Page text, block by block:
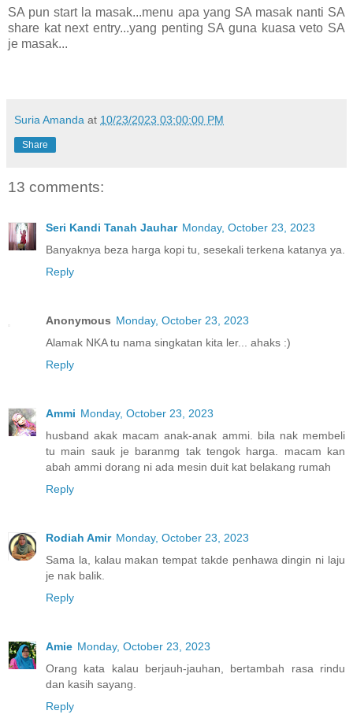
SA pun start la masak...menu apa yang SA masak nanti SA
share kat next entry...yang penting SA guna kuasa veto SA
je masak...
Suria Amanda at 10/23/2023 03:00:00 PM
Share
13 comments:
Seri Kandi Tanah Jauhar Monday, October 23, 2023
Banyaknya beza harga kopi tu, sesekali terkena katanya ya.
Reply
Anonymous Monday, October 23, 2023
Alamak NKA tu nama singkatan kita ler... ahaks :)
Reply
Ammi Monday, October 23, 2023
husband akak macam anak-anak ammi. bila nak membeli
tu main sauk je baranmg tak tengok harga. macam kan
abah ammi dorang ni ada mesin duit kat belakang rumah
Reply
Rodiah Amir Monday, October 23, 2023
Sama la, kalau makan tempat takde penhawa dingin ni laju
je nak balik.
Reply
Amie Monday, October 23, 2023
Orang kata kalau berjauh-jauhan, bertambah rasa rindu
dan kasih sayang.
Reply